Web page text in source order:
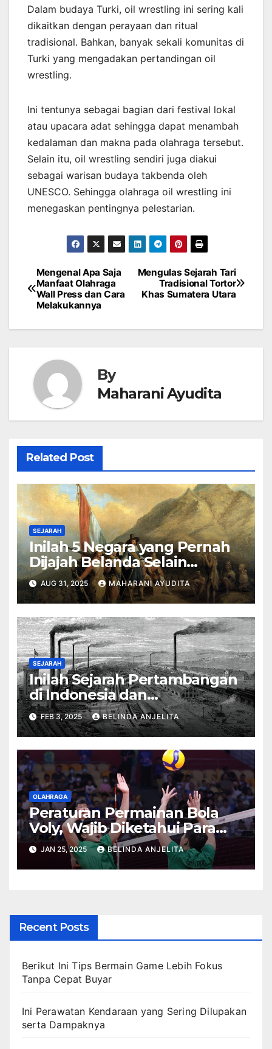
Dalam budaya Turki, oil wrestling ini sering kali
dikaitkan dengan perayaan dan ritual
tradisional. Bahkan, banyak sekali komunitas di
Turki yang mengadakan pertandingan oil
wrestling.
Ini tentunya sebagai bagian dari festival lokal
atau upacara adat sehingga dapat menambah
kedalaman dan makna pada olahraga tersebut.
Selain itu, oil wrestling sendiri juga diakui
sebagai warisan budaya takbenda oleh
UNESCO. Sehingga olahraga oil wrestling ini
menegaskan pentingnya pelestarian.
Post
navigation
Mengulas Sejarah Tari
Tradisional Tortor
Khas Sumatera Utara
Mengenal Apa Saja
Manfaat Olahraga
Wall Press dan Cara
Melakukannya
By
Maharani Ayudita
Related Post
SEJARAH
Inilah 5 Negara yang Pernah
Dijajah Belanda Selain
Indonesia
AUG 31, 2025 MAHARANI AYUDITA
SEJARAH
Inilah Sejarah Pertambangan
di Indonesia dan
Perkembangannya
FEB 3, 2025 BELINDA ANJELITA
OLAHRAGA
Peraturan Permainan Bola
Voly, Wajib Diketahui Para
Pemain!
JAN 25, 2025 BELINDA ANJELITA
Recent Posts
Berikut Ini Tips Bermain Game Lebih Fokus
Tanpa Cepat Buyar
Ini Perawatan Kendaraan yang Sering Dilupakan
serta Dampaknya